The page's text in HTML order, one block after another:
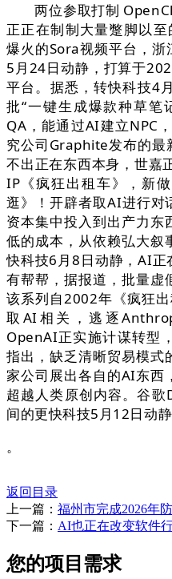
两位参取打制
正正在制制大量蹩脚以
爆火的Sora视频平台，
5月24日动静，打算于
平台。据悉，转快科技4
批“一键生成爆款种草笔
QA，能通过AI建立NPC
究公司Graphite发布的最
不出正在东西本身，世嘉
IP《疯狂出租车》，新
逛》！开辟者取AI进行对
资本集中投入到出产力东
低的成本，从依赖弘大叙
快科技6月8日动静，AI正
有帮帮，据报道，批量虚
该系列自2002年《疯狂
取AI相关，逃逐
OpenAI正实施计谋转型
指出，缺乏清晰贸易模式
家公司展出各自的AI东西
超越人类原创内容。谷
间的更快科技5月12日动静
。
返回目录
上一篇： 福州市完成2026年
下一篇： AI也正在改变软件
您的项目需求